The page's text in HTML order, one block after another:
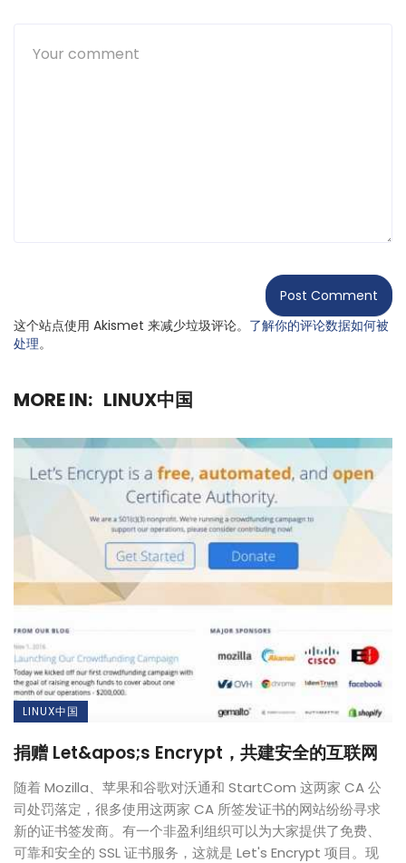
这个站点使用 Akismet 来减少垃圾评论。 了解你的评论数据如何被
处理。
MORE IN: LINUX中国
LINUX中国
捐赠 Let&apos;s Encrypt，共建安全的互联网
随着 Mozilla、苹果和谷歌对沃通和 StartCom 这两家 CA 公
司处罚落定，很多使用这两家 CA 所签发证书的网站纷纷寻求
新的证书签发商。有一个非盈利组织可以为大家提供了免费、
可靠和安全的 SSL 证书服务，这就是 Let's Encrypt 项目。现